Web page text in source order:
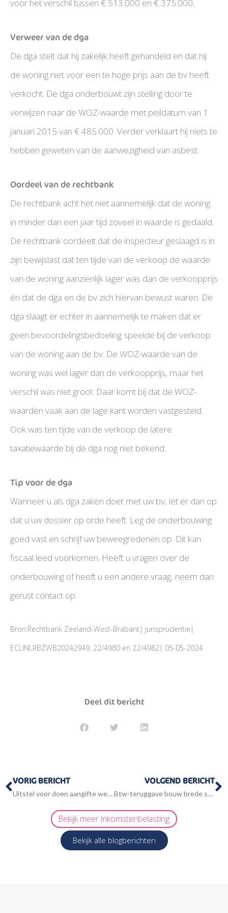
voor het verschil tussen € 513.000 en € 375.000.
Verweer van de dga
De dga stelt dat hij zakelijk heeft gehandeld en dat hij
de woning niet voor een te hoge prijs aan de bv heeft
verkocht. De dga onderbouwt zijn stelling door te
verwijzen naar de WOZ-waarde met peildatum van 1
januari 2015 van € 485.000. Verder verklaart hij niets te
hebben geweten van de aanwezigheid van asbest.
Oordeel van de rechtbank
De rechtbank acht het niet aannemelijk dat de woning
in minder dan een jaar tijd zoveel in waarde is gedaald.
De rechtbank oordeelt dat de inspecteur geslaagd is in
zijn bewijslast dat ten tijde van de verkoop de waarde
van de woning aanzienlijk lager was dan de verkoopprijs
én dat de dga en de bv zich hiervan bewust waren. De
dga slaagt er echter in aannemelijk te maken dat er
geen bevoordelingsbedoeling speelde bij de verkoop
van de woning aan de bv. De WOZ-waarde van de
woning was wel lager dan de verkoopprijs, maar het
verschil was niet groot. Daar komt bij dat de WOZ-
waarden vaak aan de lage kant worden vastgesteld.
Ook was ten tijde van de verkoop de latere
taxatiewaarde bij de dga nog niet bekend.
Tip voor de dga
Wanneer u als dga zaken doet met uw bv, let er dan op
dat u uw dossier op orde heeft. Leg de onderbouwing
goed vast en schrijf uw beweegredenen op. Dit kan
fiscaal leed voorkomen. Heeft u vragen over de
onderbouwing of heeft u een andere vraag, neem dan
gerust contact op.
Bron:Rechtbank Zeeland-West-Brabant| jurisprudentie|
ECLINLRBZWB20242949, 22/4980 en 22/4982| 05-05-2024
Deel dit bericht
Vorige
VORIG BERICHT
Uitstel voor doen aangifte wel of niet verleend?
VOLGEND BERICHT
Btw-teruggave bouw brede school: heeft de gemeente zichzelf in de voet geschoten?
Bekijk meer Inkomstenbelasting
Bekijk alle blogberichten